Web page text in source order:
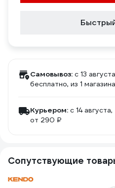
Самовывоз: c 13
бесплатно, из 1 магазина
Курьером: c 14 августа,
от 290 ₽
Сопутствующие